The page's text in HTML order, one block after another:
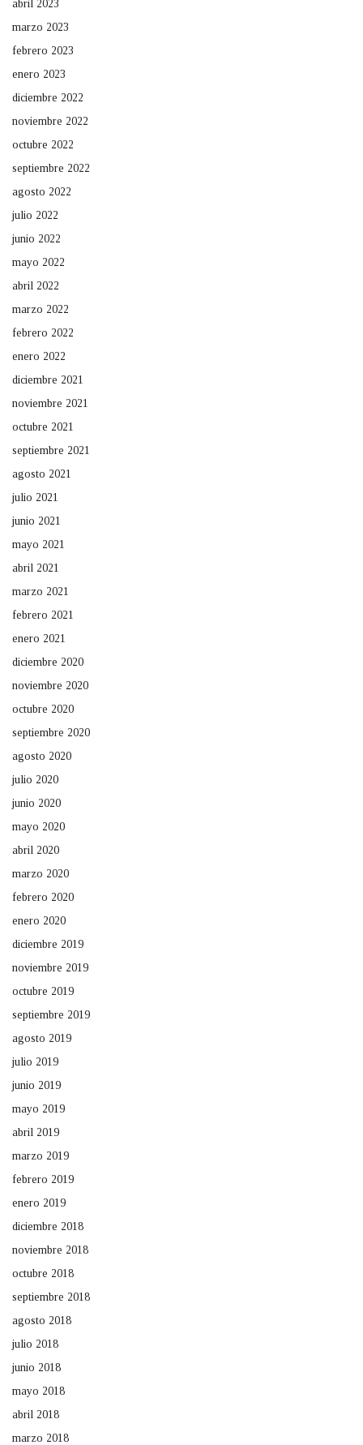
abril 2023
marzo 2023
febrero 2023
enero 2023
diciembre 2022
noviembre 2022
octubre 2022
septiembre 2022
agosto 2022
julio 2022
junio 2022
mayo 2022
abril 2022
marzo 2022
febrero 2022
enero 2022
diciembre 2021
noviembre 2021
octubre 2021
septiembre 2021
agosto 2021
julio 2021
junio 2021
mayo 2021
abril 2021
marzo 2021
febrero 2021
enero 2021
diciembre 2020
noviembre 2020
octubre 2020
septiembre 2020
agosto 2020
julio 2020
junio 2020
mayo 2020
abril 2020
marzo 2020
febrero 2020
enero 2020
diciembre 2019
noviembre 2019
octubre 2019
septiembre 2019
agosto 2019
julio 2019
junio 2019
mayo 2019
abril 2019
marzo 2019
febrero 2019
enero 2019
diciembre 2018
noviembre 2018
octubre 2018
septiembre 2018
agosto 2018
julio 2018
junio 2018
mayo 2018
abril 2018
marzo 2018